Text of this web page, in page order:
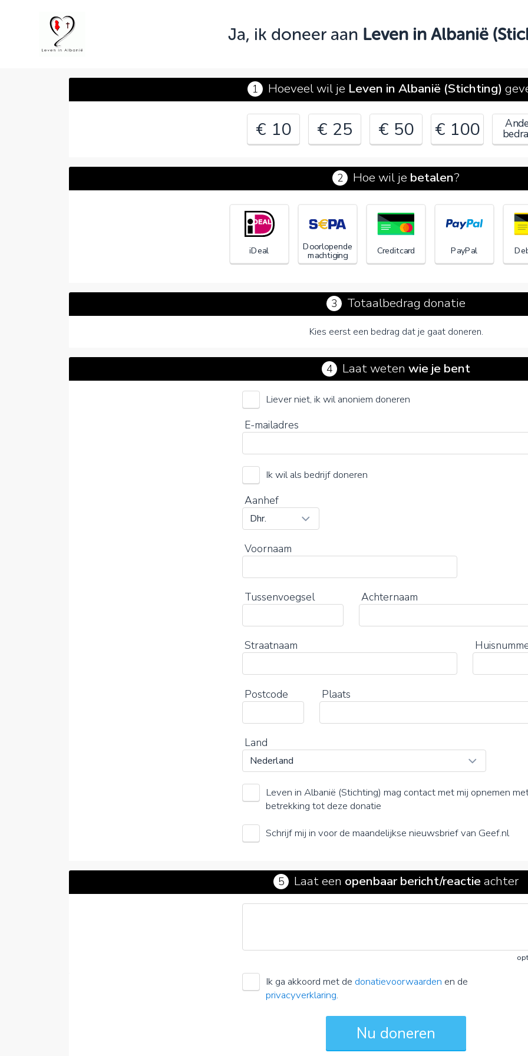
Ja, ik doneer aan Leven in Albanië
1 Hoeveel wil je Leven in Albanië (Stichting)
€ 10 € 25 € 50 € 100
€
2 Hoe wil je betalen?
iDeal Doorlopende
machtiging Creditcard PayPal
3 Totaalbedrag donatie
Kies eerst een bedrag dat je gaat doneren.
Leven in Albanië (Stichting)
Kies je vrijwillige bijdrage
0%
4 Laat weten wie je bent
Liever niet, ik wil anoniem doneren
E-mailadres
Ik wil als bedrijf doneren
Aanhef
Voornaam
Tussenvoegsel Achternaam
Straatnaam
Postcode Plaats
Land
Leven in Albanië (Stichting) mag contact met mij opnemen
betrekking tot deze donatie
Schrijf mij in voor de maandelijkse nieuwsbrief van Geef.nl
5 Laat een openbaar bericht/reactie achter
Ik ga akkoord met de donatievoorwaarden en de
privacyverklaring.
OK